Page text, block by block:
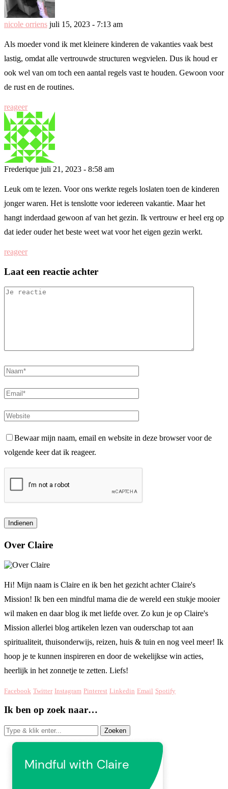
nicole orriens juli 15, 2023 - 7:13 am
Als moeder vond ik met kleinere kinderen de vakanties vaak best
lastig, omdat alle vertrouwde structuren wegvielen. Dus ik houd er
ook wel van om toch een aantal regels vast te houden. Gewoon voor
de rust en de routines.
reageer
Frederique juli 21, 2023 - 8:58 am
Leuk om te lezen. Voor ons werkte regels loslaten toen de kinderen
jonger waren. Het is tenslotte voor iedereen vakantie. Maar het
hangt inderdaad gewoon af van het gezin. Ik vertrouw er heel erg op
dat ieder ouder het beste weet wat voor het eigen gezin werkt.
reageer
Laat een reactie achter
Bewaar mijn naam, email en website in deze browser voor de
volgende keer dat ik reageer.
Over Claire
Hi! Mijn naam is Claire en ik ben het gezicht achter Claire's
Mission! Ik ben een mindful mama die de wereld een stukje mooier
wil maken en daar blog ik met liefde over. Zo kun je op Claire's
Mission allerlei blog artikelen lezen van ouderschap tot aan
spiritualiteit, thuisonderwijs, reizen, huis & tuin en nog veel meer! Ik
hoop je te kunnen inspireren en door de wekelijkse win acties,
heerlijk in het zonnetje te zetten. Liefs!
Facebook Twitter Instagram Pinterest Linkedin Email Spotify
Ik ben op zoek naar…
Zoeken